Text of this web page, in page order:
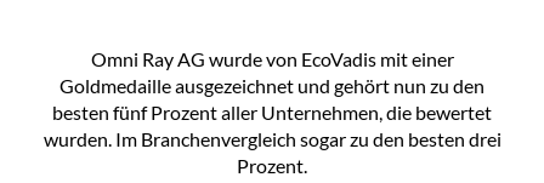
Omni Ray AG wurde von EcoVadis mit einer
Goldmedaille ausgezeichnet und gehört nun zu den
besten fünf Prozent aller Unternehmen, die bewertet
wurden. Im Branchenvergleich sogar zu den besten drei
Prozent.